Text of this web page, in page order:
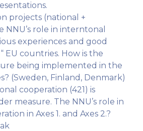
projects (national +
NNU’s role in interntonal
experiences and good
EU countries. How is the
being implemented in the
(Sweden, Finland, Denmark)
cooperation (421) is
measure. The NNU’s role in
in Axes 1. and Axes 2.?